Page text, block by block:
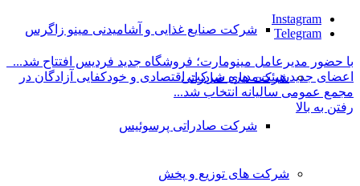
شرکت صنایع غذایی و آشامیدنی مینو زاگرس
شرکت های صادراتی
شرکت صادراتی پرسوئیس
شرکت های توزیع و پخش
Instagram
Telegram
با حضور مدیرعامل مینومارت؛ فروشگاه جدید فردیس افتتاح شد...
اعضای جدید هیئت‌مدیره شرکت اقتصادی و خودکفایی آزادگان در
مجمع عمومی سالیانه انتخاب شد...
رفتن به بالا